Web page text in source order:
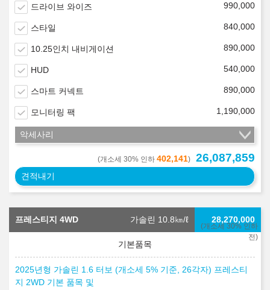
드라이브 와이즈 990,000
스타일 840,000
10.25인치 내비게이션 890,000
HUD 540,000
스마트 커넥트 890,000
모니터링 팩 1,190,000
악세사리
(개소세 30% 인하 402,141) 26,087,859
견적내기
프레스티지 4WD 가솔린 10.8㎞/ℓ
(개소세 30% 인하
전)
28,270,000
2025년형 가솔린 1.6 터보 (개소세 5% 기준, 26각자) 프레스티
지 2WD 기본 품목 및